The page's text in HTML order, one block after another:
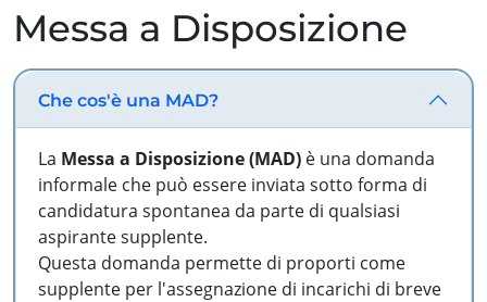
Messa a Disposizione
Che cos'è una MAD?
La Messa a Disposizione (MAD) è una domanda
informale che può essere inviata sotto forma di
candidatura spontanea da parte di qualsiasi
aspirante supplente.
Questa domanda permette di proporti come
supplente per l'assegnazione di incarichi di breve